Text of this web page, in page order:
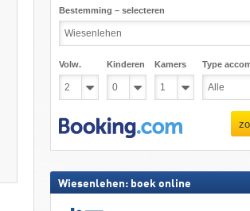
Bestemming – selecteren
Volw. Kinderen Kamers Type
Wiesenlehen: boek online